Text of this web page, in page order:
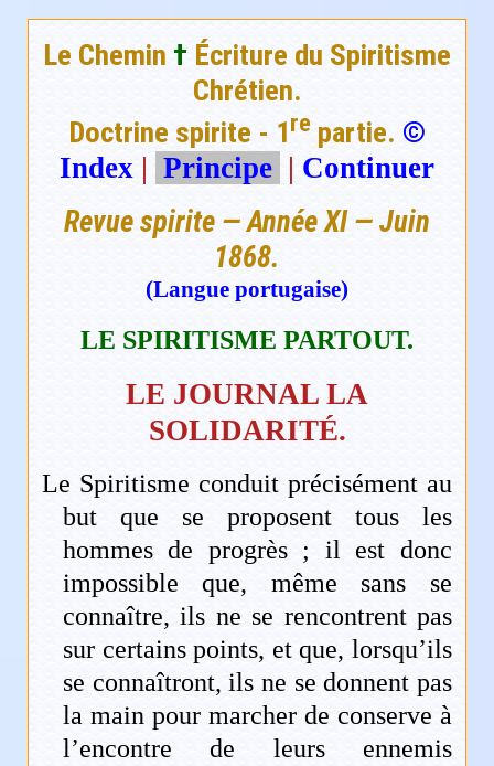
Le Chemin † Écriture du Spiritisme
Chrétien.
Doctrine spirite - 1re partie. ©
Index | Principe | Continuer
Revue spirite — Année XI — Juin
1868.
(Langue portugaise)
LE SPIRITISME PARTOUT.
LE JOURNAL LA
SOLIDARITÉ.
Le Spiritisme conduit précisément au
but que se proposent tous les
hommes de progrès ; il est donc
impossible que, même sans se
connaître, ils ne se rencontrent pas
sur certains points, et que, lorsqu’ils
se connaîtront, ils ne se donnent pas
la main pour marcher de conserve à
l’encontre de leurs ennemis